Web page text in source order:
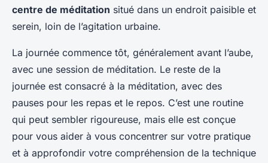
centre de méditation situé dans un endroit paisible et
serein, loin de l’agitation urbaine.
La journée commence tôt, généralement avant l’aube,
avec une session de méditation. Le reste de la
journée est consacré à la méditation, avec des
pauses pour les repas et le repos. C’est une routine
qui peut sembler rigoureuse, mais elle est conçue
pour vous aider à vous concentrer sur votre pratique
et à approfondir votre compréhension de la technique